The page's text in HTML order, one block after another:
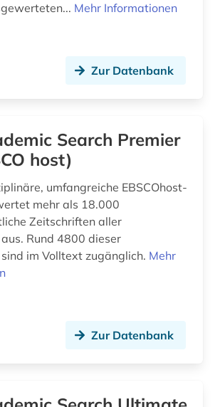
bilanzsteuerecht (1)
bildungschancen (2)
bildungsfinanzierung (1)
bildungsforschung (4)
bildungsinvestition (2)
bildungspolitik (1)
(1)
biowissenschaften (1)
Mehr Informationen
Zur Datenbank
Search Premier
host)
umfangreiche EBSCOhost-
mehr als 18.000
Zeitschriften aller
Rund 4800 dieser
im Volltext zugänglich. Mehr
Zur Datenbank